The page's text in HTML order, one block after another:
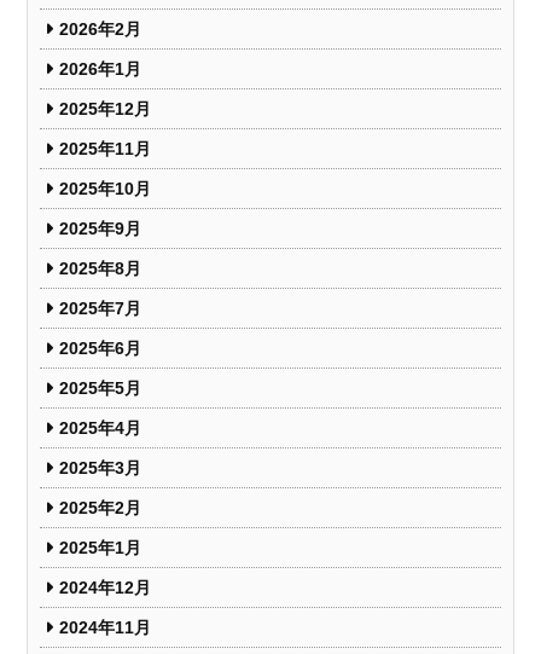
2026年2月
2026年1月
2025年12月
2025年11月
2025年10月
2025年9月
2025年8月
2025年7月
2025年6月
2025年5月
2025年4月
2025年3月
2025年2月
2025年1月
2024年12月
2024年11月